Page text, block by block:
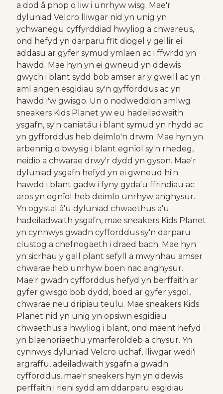
a dod â phop o liw i unrhyw wisg. Mae'r
dyluniad Velcro lliwgar nid yn unig yn
ychwanegu cyffyrddiad hwyliog a chwareus,
ond hefyd yn darparu ffit diogel y gellir ei
addasu ar gyfer symud ymlaen ac i ffwrdd yn
hawdd. Mae hyn yn ei gwneud yn ddewis
gwych i blant sydd bob amser ar y gweill ac yn
aml angen esgidiau sy'n gyfforddus ac yn
hawdd i'w gwisgo. Un o nodweddion amlwg
sneakers Kids Planet yw eu hadeiladwaith
ysgafn, sy'n caniatáu i blant symud yn rhydd ac
yn gyfforddus heb deimlo'n drwm. Mae hyn yn
arbennig o bwysig i blant egnïol sy'n rhedeg,
neidio a chwarae drwy'r dydd yn gyson. Mae'r
dyluniad ysgafn hefyd yn ei gwneud hi'n
hawdd i blant gadw i fyny gyda'u ffrindiau ac
aros yn egnïol heb deimlo unrhyw anghysur.
Yn ogystal â'u dyluniad chwaethus a'u
hadeiladwaith ysgafn, mae sneakers Kids Planet
yn cynnwys gwadn cyfforddus sy'n darparu
clustog a chefnogaeth i draed bach. Mae hyn
yn sicrhau y gall plant sefyll a mwynhau amser
chwarae heb unrhyw boen nac anghysur.
Mae'r gwadn cyfforddus hefyd yn berffaith ar
gyfer gwisgo bob dydd, boed ar gyfer ysgol,
chwarae neu dripiau teulu. Mae sneakers Kids
Planet nid yn unig yn opsiwn esgidiau
chwaethus a hwyliog i blant, ond maent hefyd
yn blaenoriaethu ymarferoldeb a chysur. Yn
cynnwys dyluniad Velcro uchaf, lliwgar wedi'i
argraffu, adeiladwaith ysgafn a gwadn
cyfforddus, mae'r sneakers hyn yn ddewis
perffaith i rieni sydd am ddarparu esgidiau